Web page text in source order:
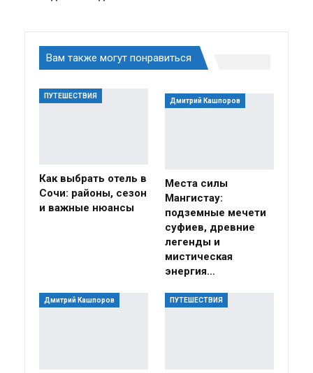
Вам также могут понравиться
ПУТЕШЕСТВИЯ
Как выбрать отель в
Сочи: районы, сезон
и важные нюансы
Дмитрий Кашпоров
Места силы
Мангистау:
подземные мечети
суфиев, древние
легенды и
мистическая
энергия…
Дмитрий Кашпоров ПУТЕШЕСТВИЯ